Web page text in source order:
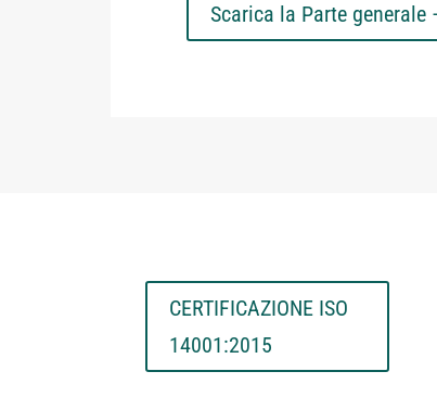
Scarica la Parte generale
CERTIFICAZIONE ISO
14001:2015